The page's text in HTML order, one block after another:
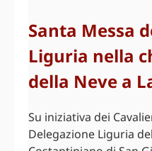
Santa Messa
Liguria nella
della Neve a
Su iniziativa dei
Delegazione Liguria